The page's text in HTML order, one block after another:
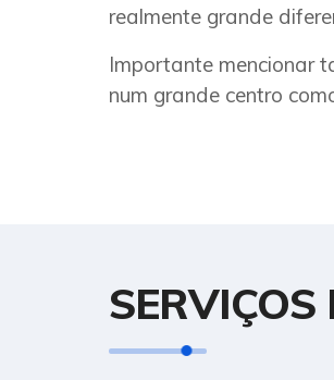
realmente grande
Importante mencionar
num grande centro